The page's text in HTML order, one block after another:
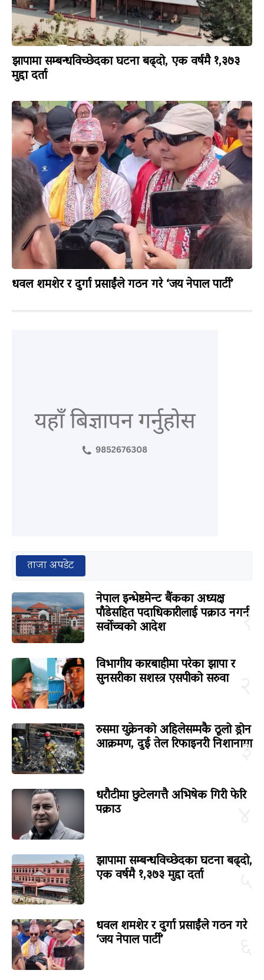
झापामा सम्बन्धविच्छेदका घटना बढ्दो, एक वर्षमै १,३७३
मुद्दा दर्ता
धवल शमशेर र दुर्गा प्रसाईंले गठन गरे ‘जय नेपाल पार्टी’
ताजा अपडेट
१
नेपाल इन्भेष्टमेन्ट बैंकका अध्यक्ष
पाँडेसहित पदाधिकारीलाई पक्राउ नगर्न
सर्वोच्चको आदेश
विभागीय कारबाहीमा परेका झापा र
सुनसरीका सशस्त्र एसपीको सरुवा
३
रुसमा युक्रेनको अहिलेसम्मकै ठूलो ड्रोन
आक्रमण, दुई तेल रिफाइनरी निशानामा
धरौटीमा छुटेलगत्तै अभिषेक गिरी फेरि
पक्राउ
झापामा सम्बन्धविच्छेदका घटना बढ्दो,
एक वर्षमै १,३७३ मुद्दा दर्ता
धवल शमशेर र दुर्गा प्रसाईंले गठन गरे
‘जय नेपाल पार्टी’